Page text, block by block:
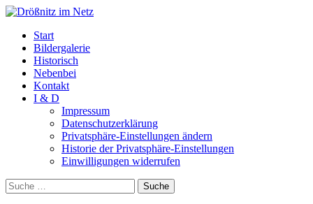
Start
Bildergalerie
Historisch
Nebenbei
Kontakt
I & D
Impressum
Datenschutzerklärung
Privatsphäre-Einstellungen ändern
Historie der Privatsphäre-Einstellungen
Einwilligungen widerrufen
Suche